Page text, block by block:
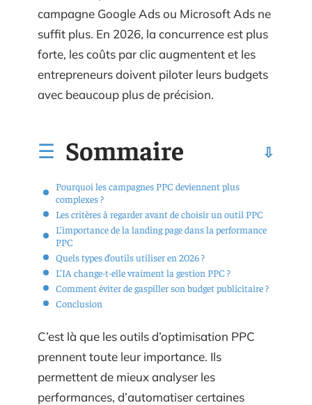
campagne Google Ads ou Microsoft Ads ne
suffit plus. En 2026, la concurrence est plus
forte, les coûts par clic augmentent et les
entrepreneurs doivent piloter leurs budgets
avec beaucoup plus de précision.
Sommaire
Pourquoi les campagnes PPC deviennent plus
complexes ?
Les critères à regarder avant de choisir un outil PPC
L’importance de la landing page dans la performance
PPC
Quels types d’outils utiliser en 2026 ?
L’IA change-t-elle vraiment la gestion PPC ?
Comment éviter de gaspiller son budget publicitaire ?
Conclusion
C’est là que les outils d’optimisation PPC
prennent toute leur importance. Ils
permettent de mieux analyser les
performances, d’automatiser certaines